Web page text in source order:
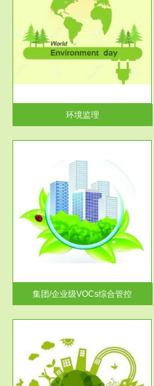
环境监理
服务范围
VOCs在线监测
根据《重点区域大气污染防
治“十二五”规划》有机废气净化
率达...
集团/企业级VOCs综合管控
服务范围
政府/园区级VOCs综合管控服务
根据《石化行业挥发性有机物综
合整治方案》文件要求，到2017
年，全...
服务范围